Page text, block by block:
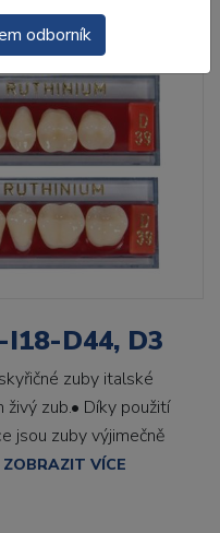
D44, D3
zuby italské
zub.• Díky použití
jsou zuby výjimečně
ZOBRAZIT VÍCE
odborník